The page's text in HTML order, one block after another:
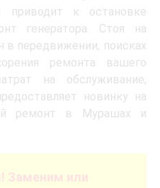
приводит к остановке
генератора. Стоя на
в передвижении, поисках
ремонта вашего
на обслуживание,
новинку на
ремонт в Мурашах и
или